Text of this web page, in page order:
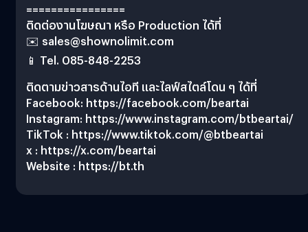
================
ติดต่องานโฆษณา หรือ Production ได้ที่
✉️ sales@shownolimit.com
📱 Tel. 085-848-2253
ติดตามข่าวสารด้านไอที และไลฟ์สไตล์โดน ๆ ได้ที่
Facebook: https://facebook.com/beartai
Instagram: https://www.instagram.com/btbeartai/
TikTok : https://www.tiktok.com/@btbeartai
x : https://x.com/beartai
Website : https://bt.th